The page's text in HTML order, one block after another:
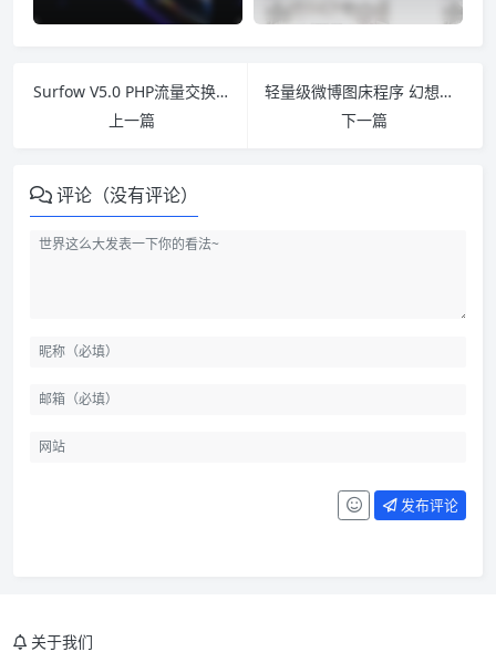
Surfow V5.0 PHP流量交换系统 流量互刷互点网站源码商业解锁版
上一篇
轻量级微博图床程序 幻想领域
下一篇
评论（没有评论）
发布评论
关于我们